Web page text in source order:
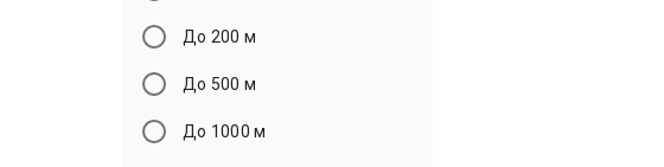
До 200 м
До 500 м
До 1000 м